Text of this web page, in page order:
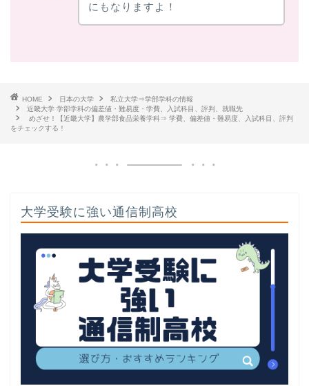
にもなりますよ！
HOME 日本の大学
私立大学⇒学部学科の情報
近畿大学 学部学科の偏差値・難易度・学費、入試科目、評判、就職先
めざせ！【近畿大学】農学部食品栄養学科⇒ 学費、偏差値・難易度、入試科目、評判
をチェックする！
大学受験に強い通信制高校